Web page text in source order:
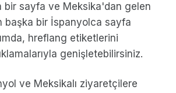
bir sayfa ve Meksika'dan gelen
başka bir İspanyolca sayfa
hreflang etiketlerini
genişletebilirsiniz.
ve Meksikalı ziyaretçilere